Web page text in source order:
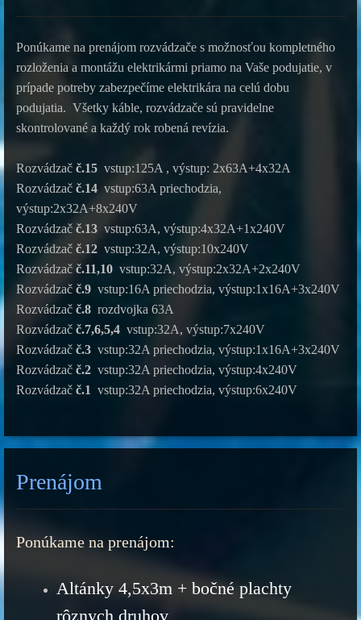
Ponúkame na prenájom rozvádzače s možnosťou kompletného
rozloženia a montážu elektrikármi priamo na Vaše podujatie, v
prípade potreby zabezpečíme elektrikára na celú dobu
podujatia. Všetky káble, rozvádzače sú pravidelne
skontrolované a každý rok robená revízia.
Rozvádzač č.15 vstup:125A , výstup: 2x63A+4x32A
Rozvádzač č.14 vstup:63A priechodzia,
výstup:2x32A+8x240V
Rozvádzač č.13 vstup:63A, výstup:4x32A+1x240V
Rozvádzač č.12 vstup:32A, výstup:10x240V
Rozvádzač č.11,10 vstup:32A, výstup:2x32A+2x240V
Rozvádzač č.9 vstup:16A priechodzia, výstup:1x16A+3x240V
Rozvádzač č.8 rozdvojka 63A
Rozvádzač č.7,6,5,4 vstup:32A, výstup:7x240V
Rozvádzač č.3 vstup:32A priechodzia, výstup:1x16A+3x240V
Rozvádzač č.2 vstup:32A priechodzia, výstup:4x240V
Rozvádzač č.1 vstup:32A priechodzia, výstup:6x240V
Prenájom
Ponúkame na prenájom:
Altánky 4,5x3m + bočné plachty
rôznych druhov